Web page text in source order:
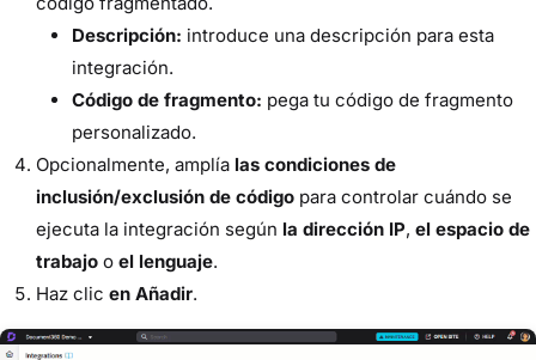
Descripción: introduce una descripción para esta
integración.
Código de fragmento: pega tu código de fragmento
personalizado.
Opcionalmente, amplía las condiciones de
inclusión/exclusión de código para controlar cuándo se
ejecuta la integración según la dirección IP, el espacio de
trabajo o el lenguaje.
Haz clic en Añadir.